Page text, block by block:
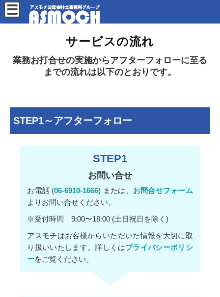
サービスの流れ
業務お打合せの実施からアフターフォローに至る
までの流れは以下のとおりです。
STEP1～アフターフォロー
STEP1
お問い合せ
お電話 (06-6910-1666) または、 お問合せフォーム
よりお問い合せください。
※受付時間 9:00〜18:00 (土日祝日を除く)
アスモチはお客様からいただいた情報を大切に取
り扱いいたします。詳しくはプライバシーポリシ
ーをご覧ください。